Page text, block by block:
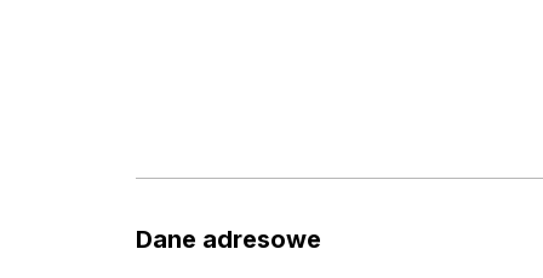
Dane adresowe